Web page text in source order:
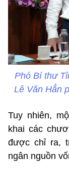
Phó Bí thư
Lê Văn Hẳn
Tuy nhiên,
khai các
được chỉ ra,
ngân nguồn